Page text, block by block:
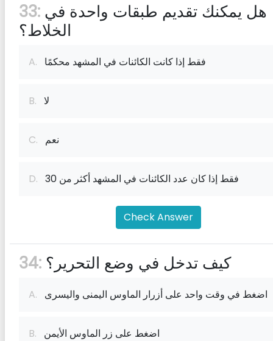
33:
الخلاط؟
A. فقط إذا كانت الكائنات في المشهد محكمًا
B. لا
C. نعم
D. فقط إذا كان عدد الكائنات في المشهد أكثر من 30
Check Answer
34: كيف تدخل في وضع التحرير؟
A. اضغط في وقت واحد على أزرار الماوس اليمنى واليسرى
B. اضغط على زر الماوس الأيمن